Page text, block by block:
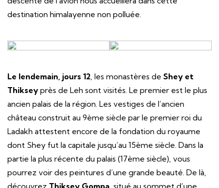
destination himalayenne non polluée.
Le lendemain, jours 12, les monastères de Shey et
Thiksey près de Leh sont visités. Le premier est le plus
ancien palais de la région. Les vestiges de l’ancien
château construit au 9ème siècle par le premier roi du
Ladakh attestent encore de la fondation du royaume
dont Shey fut la capitale jusqu’au 15ème siècle. Dans la
partie la plus récente du palais (17ème siècle), vous
pourrez voir des peintures d’une grande beauté. De là,
découvrez Thiksey Gompa, situé au sommet d’une